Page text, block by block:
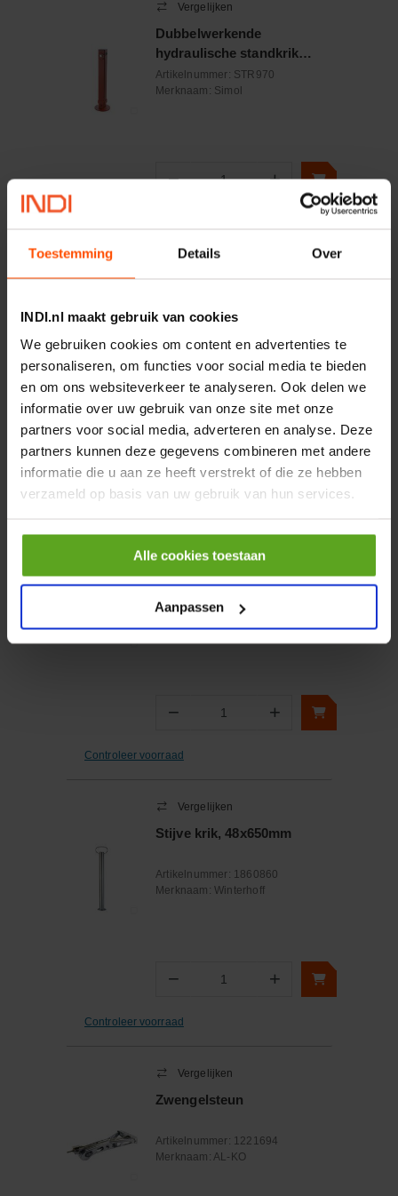
Toestemming Details Over
INDI.nl maakt gebruik van cookies
We gebruiken cookies om content en advertenties te
personaliseren, om functies voor social media te bieden
en om ons websiteverkeer te analyseren. Ook delen we
informatie over uw gebruik van onze site met onze
partners voor social media, adverteren en analyse. Deze
partners kunnen deze gegevens combineren met andere
informatie die u aan ze heeft verstrekt of die ze hebben
verzameld op basis van uw gebruik van hun services.
Alle cookies toestaan
Aanpassen
Vergelijken
Dubbelwerkende
hydraulische standkrik
90x1020mm
Artikelnummer: STR970
Merknaam: Simol
− +
Artikelnummer: STRPR695
− Aantal +
Controleer voorraad
Artikelnummer:
1213048
− Aantal +
Controleer voorraad
Vergelijken
Stijve krik, 48x650mm
Artikelnummer: 1860860
Merknaam: Winterhoff
− Aantal +
Controleer voorraad
Vergelijken
Zwengelsteun
Artikelnummer: 1221694
Merknaam: AL-KO